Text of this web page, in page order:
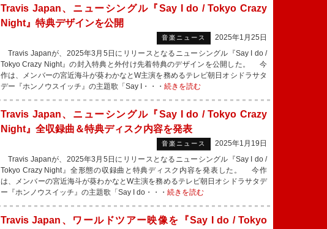
Travis Japan、ニューシングル『Say I do / Tokyo Crazy
Night』特典デザインを公開
音楽ニュース
2025年1月25日
Travis Japanが、2025年3月5日にリリースとなるニューシングル『Say I do /
Tokyo Crazy Night』の封入特典と外付け先着特典のデザインを公開した。 今
作は、メンバーの宮近海斗が葵わかなとW主演を務めるテレビ朝日オシドラサタ
デー『ホンノウスイッチ』の主題歌「Say I・・・ 続きを読む
Travis Japan、ニューシングル『Say I do / Tokyo Crazy
Night』全収録曲＆特典ディスク内容を発表
音楽ニュース
2025年1月19日
Travis Japanが、2025年3月5日にリリースとなるニューシングル『Say I do /
Tokyo Crazy Night』全形態の収録曲と特典ディスク内容を発表した。 今作
は、メンバーの宮近海斗が葵わかなとW主演を務めるテレビ朝日オシドラサタデ
ー『ホンノウスイッチ』の主題歌「Say I do・・・ 続きを読む
Travis Japan、ワールドツアー映像を『Say I do / Tokyo